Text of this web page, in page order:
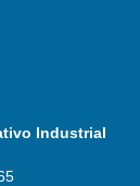
Industrial